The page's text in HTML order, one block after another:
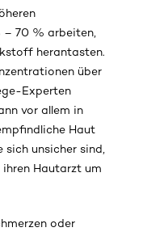
70 % arbeiten,
herantasten.
über
Experten
vor allem in
Haut
sich unsicher sind,
ihren Hautarzt um
oder